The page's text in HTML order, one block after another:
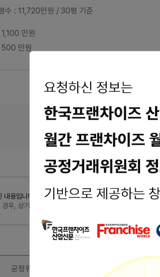
수 : 11,720만원 / 30평 기준
1,100 만원
500 만원
내용입니다. 최종수정일시 : 2025-02-14 13:07:00
우, 상기 정보는 공정거래위원회 또는 브랜드 홈페이지에
공정위 정보공개서 열람